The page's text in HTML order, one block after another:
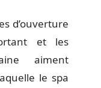
d’ouverture
et les
aiment
le spa